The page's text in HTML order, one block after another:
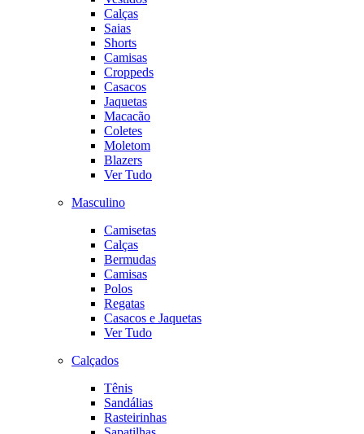
Calças
Saias
Shorts
Camisas
Croppeds
Casacos
Jaquetas
Macacão
Coletes
Moletom
Blazers
Ver Tudo
Masculino
Camisetas
Calças
Bermudas
Camisas
Polos
Regatas
Casacos e Jaquetas
Ver Tudo
Calçados
Tênis
Sandálias
Rasteirinhas